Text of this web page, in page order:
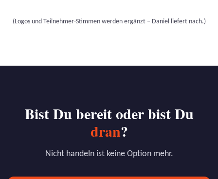
(Logos und Teilnehmer-Stimmen werden ergänzt – Daniel liefert nach.)
Bist Du bereit oder bist Du
dran?
Nicht handeln ist keine Option mehr.